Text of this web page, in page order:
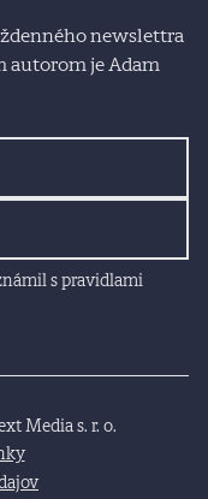
newslettra
autorom je Adam
s pravidlami
Media s. r. o.